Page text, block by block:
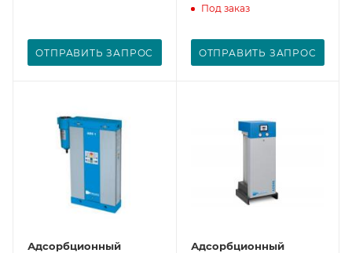
ОТПРАВИТЬ ЗАПРОС
Под заказ
ОТПРАВИТЬ ЗАПРОС
Адсорбционный
Адсорбционный